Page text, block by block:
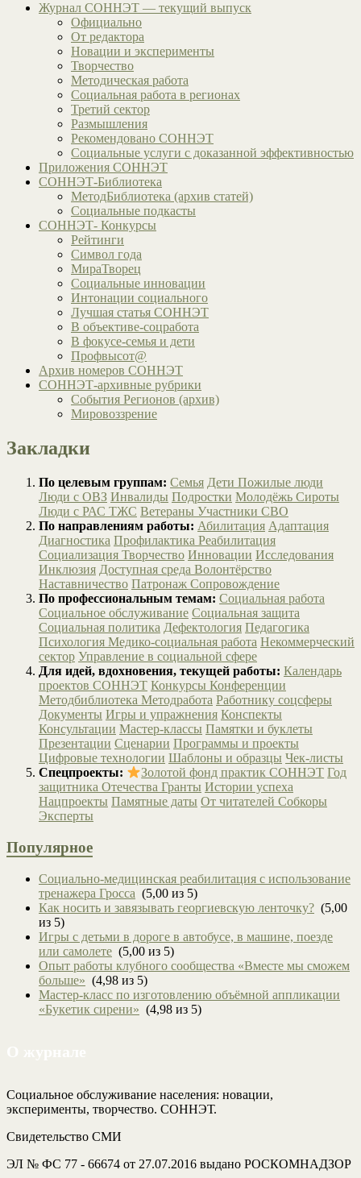
Журнал СОННЭТ — текущий выпуск
Официально
От редактора
Новации и эксперименты
Творчество
Методическая работа
Социальная работа в регионах
Третий сектор
Размышления
Рекомендовано СОННЭТ
Социальные услуги с доказанной эффективностью
Приложения СОННЭТ
СОННЭТ-Библиотека
МетодБиблиотека (архив статей)
Социальные подкасты
СОННЭТ- Конкурсы
Рейтинги
Символ года
МираТворец
Социальные инновации
Интонации социального
Лучшая статья СОННЭТ
В объективе-соцработа
В фокусе-семья и дети
Профвысот@
Архив номеров СОННЭТ
СОННЭТ-архивные рубрики
События Регионов (архив)
Мировоззрение
Закладки
По целевым группам: Семья Дети Пожилые люди
Люди с ОВЗ Инвалиды Подростки Молодёжь Сироты
Люди с РАС ТЖС Ветераны Участники СВО
По направлениям работы: Абилитация Адаптация
Диагностика Профилактика Реабилитация
Социализация Творчество Инновации Исследования
Инклюзия Доступная среда Волонтёрство
Наставничество Патронаж Сопровождение
По профессиональным темам: Социальная работа
Социальное обслуживание Социальная защита
Социальная политика Дефектология Педагогика
Психология Медико-социальная работа Некоммерческий
сектор Управление в социальной сфере
Для идей, вдохновения, текущей работы: Календарь
проектов СОННЭТ Конкурсы Конференции
Методбиблиотека Методработа Работнику соцсферы
Документы Игры и упражнения Конспекты
Консультации Мастер-классы Памятки и буклеты
Презентации Сценарии Программы и проекты
Цифровые технологии Шаблоны и образцы Чек-листы
Спецпроекты:
Золотой фонд практик СОННЭТ Год
защитника Отечества Гранты Истории успеха
Нацпроекты Памятные даты От читателей Собкоры
Эксперты
Популярное
Социально-медицинская реабилитация с использование
тренажера Гросса (5,00 из 5)
Как носить и завязывать георгиевскую ленточку? (5,00
из 5)
Игры с детьми в дороге в автобусе, в машине, поезде
или самолете (5,00 из 5)
Опыт работы клубного сообщества «Вместе мы сможем
больше» (4,98 из 5)
Мастер-класс по изготовлению объёмной аппликации
«Букетик сирени» (4,98 из 5)
Социальное обслуживание населения: новации,
эксперименты, творчество. СОННЭТ.
Свидетельство СМИ
ЭЛ № ФС 77 - 66674 от 27.07.2016 выдано РОСКОМНАДЗОР